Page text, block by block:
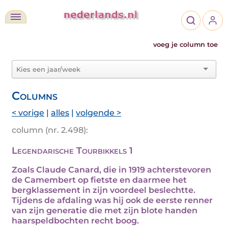
voeg je column toe
Columns
< vorige | alles | volgende >
column (nr. 2.498):
Legendarische Tourbikkels 1
Zoals Claude Canard, die in 1919 achterstevoren
de Camembert op fietste en daarmee het
bergklassement in zijn voordeel beslechtte.
Tijdens de afdaling was hij ook de eerste renner
van zijn generatie die met zijn blote handen
haarspeldbochten recht boog.